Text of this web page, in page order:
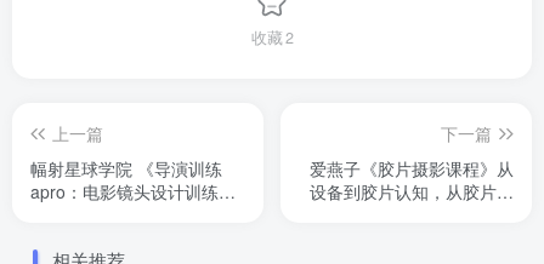
收藏2
上一篇
幅射星球学院 《导演训练
apro：电影镜头设计训练》
下一篇
爱燕子《胶片摄影课程》从
设备到胶片认知，从胶片冲